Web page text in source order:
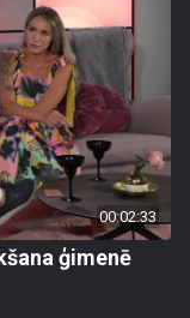
00:02:33
ģimenē